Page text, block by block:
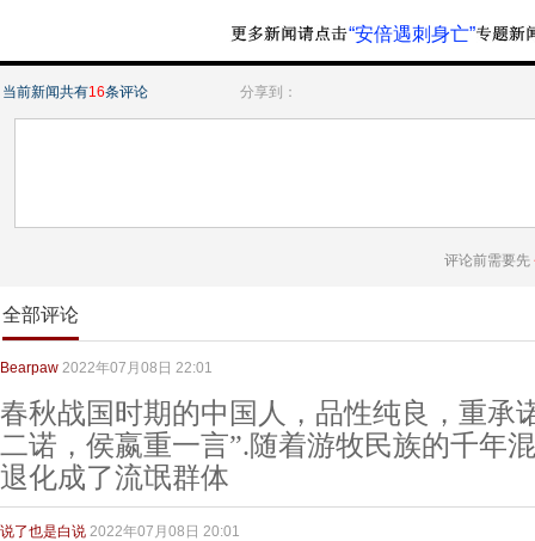
“安倍遇刺身亡”
当前新闻共有16条评论 分享到：
评论前需要先
全部评论
Bearpaw 2022年07月08日 22:01
春秋战国时期的中国人，品性纯良，重承
二诺，侯嬴重一言”.随着游牧民族的千年
退化成了流氓群体
说了也是白说 2022年07月08日 20:01